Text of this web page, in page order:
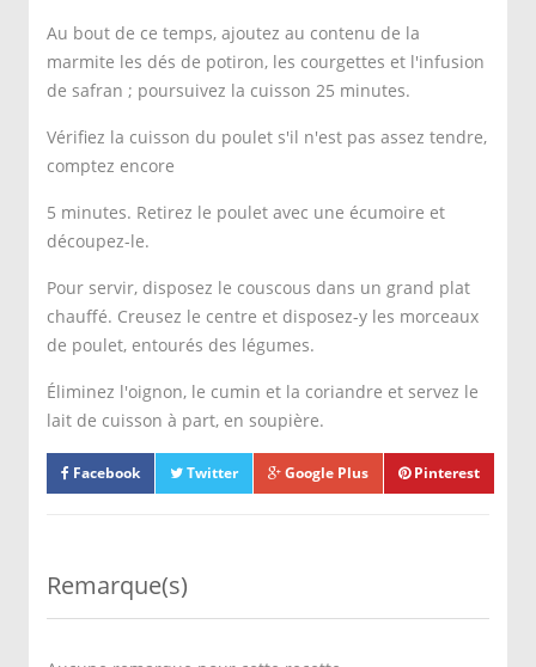
Au bout de ce temps, ajoutez au contenu de la
marmite les dés de potiron, les courgettes et l'infusion
de safran ; poursuivez la cuisson 25 minutes.
Vérifiez la cuisson du poulet s'il n'est pas assez tendre,
comptez encore
5 minutes. Retirez le poulet avec une écumoire et
découpez-le.
Pour servir, disposez le couscous dans un grand plat
chauffé. Creusez le centre et disposez-y les morceaux
de poulet, entourés des légumes.
Éliminez l'oignon, le cumin et la coriandre et servez le
lait de cuisson à part, en soupière.
Facebook Twitter Google Plus Pinterest
Remarque(s)